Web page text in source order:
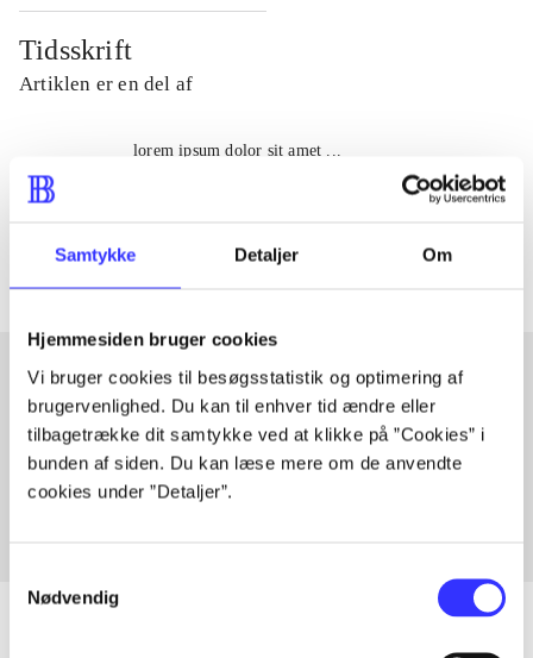
Samtykke Detaljer Om
Hjemmesiden bruger cookies
Vi bruger cookies til besøgsstatistik og optimering af
brugervenlighed. Du kan til enhver tid ændre eller
tilbagetrække dit samtykke ved at klikke på ”Cookies” i
bunden af siden. Du kan læse mere om de anvendte
cookies under ”Detaljer”.
Nødvendig
Tidsskrift
Artiklen er en del af
lorem ipsum dolor sit amet ...
Artikler med samme emner
Fra